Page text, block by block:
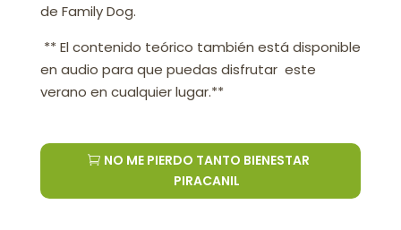
de Family Dog.
** El contenido teórico también está disponible
en audio para que puedas disfrutar este
verano en cualquier lugar.**
NO ME PIERDO TANTO BIENESTAR
PIRACANIL